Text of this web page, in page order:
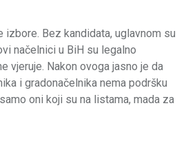
izbore. Bez kandidata, uglavnom su
načelnici u BiH su legalno
vjeruje. Nakon ovoga jasno je da
i gradonačelnika nema podršku
oni koji su na listama, mada za